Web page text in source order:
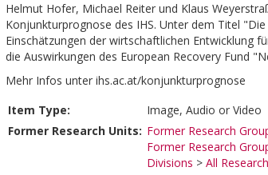
Helmut Hofer, Michael Reiter und Klaus
Konjunkturprognose des IHS. Unter dem Titel
Einschätzungen der wirtschaftlichen Entwicklung
die Auswirkungen des European Recovery Fund
Mehr Infos unter ihs.ac.at/konjunkturprognose
Item Type:
Image, Audio or Video
Former Research Units: Former Research
Former Research
Divisions > All